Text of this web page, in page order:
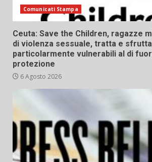
Comunicati Stampa
Ceuta: Save the Children, ragazze
di violenza sessuale, tratta e
particolarmente vulnerabili al di
protezione
6 Agosto 2026